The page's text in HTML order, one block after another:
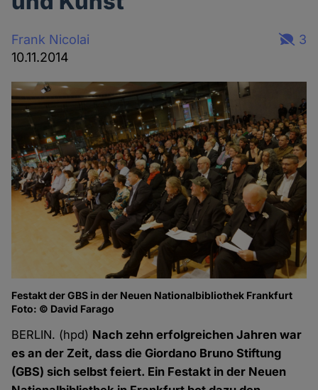
Frank Nicolai
10.11.2014
3
Festakt der GBS in der Neuen Nationalbibliothek Frankfurt
Foto: © David Farago
BERLIN. (hpd) Nach zehn erfolgreichen Jahren war
es an der Zeit, dass die Giordano Bruno Stiftung
(GBS) sich selbst feiert. Ein Festakt in der Neuen